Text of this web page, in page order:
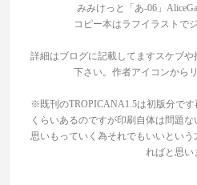
みみけっと「あ-06」
コピー本はラフイラストで
詳細はブログに記載してますスケブ
下さい。作者アイコンから
※既刊のTROPICANA1.5は初版分で
くらいあるのですが印刷自体は問題
思いもっていく為それでもいいとい
ればと思い